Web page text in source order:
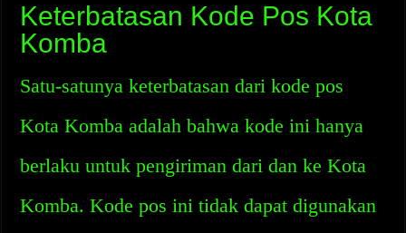
Keterbatasan Kode Pos Kota
Komba
Satu-satunya keterbatasan dari kode pos
Kota Komba adalah bahwa kode ini hanya
berlaku untuk pengiriman dari dan ke Kota
Komba. Kode pos ini tidak dapat digunakan